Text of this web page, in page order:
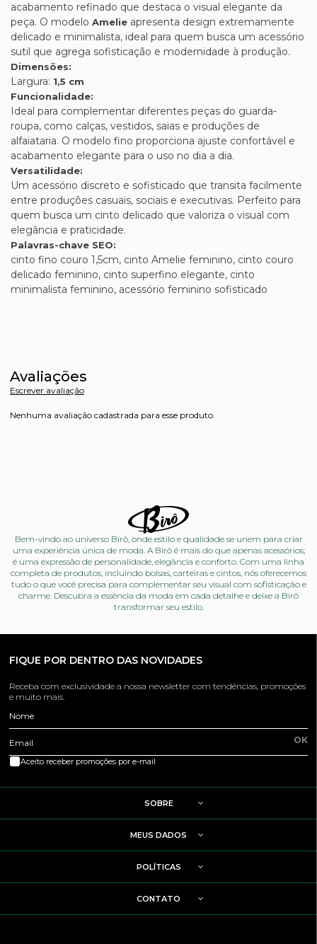
acabamento refinado que destaca o visual elegante da
peça. O modelo Amelie apresenta design extremamente
delicado e minimalista, ideal para quem busca um acessório
sutil que agrega sofisticação e modernidade à produção.
Dimensões:
Largura: 1,5 cm
Funcionalidade:
Ideal para complementar diferentes peças do guarda-
roupa, como calças, vestidos, saias e produções de
alfaiataria. O modelo fino proporciona ajuste confortável e
acabamento elegante para o uso no dia a dia.
Versatilidade:
Um acessório discreto e sofisticado que transita facilmente
entre produções casuais, sociais e executivas. Perfeito para
quem busca um cinto delicado que valoriza o visual com
elegância e praticidade.
Palavras-chave SEO:
cinto fino couro 1,5cm, cinto Amelie feminino, cinto couro
delicado feminino, cinto superfino elegante, cinto
minimalista feminino, acessório feminino sofisticado
Avaliações
Escrever avaliação
Nenhuma avaliação cadastrada para esse produto.
Bem-vindo ao universo Birô, onde estilo e qualidade se unem para criar
uma experiência única de moda. A Birô é mais do que apenas acessórios;
é uma expressão de personalidade, elegância e conforto. Com uma linha
completa de produtos, incluindo bolsas, carteiras e cintos, nós oferecemos
tudo o que você precisa para complementar seu visual com sofisticação e
charme. Descubra a essência da moda em cada detalhe e deixe a Birô
transformar seu estilo.
FIQUE POR DENTRO DAS NOVIDADES
Receba com exclusividade a nossa newsletter com tendências, promoções
e muito mais.
Nome
Email OK
Aceito receber promoções por e-mail
SOBRE
MEUS DADOS
POLÍTICAS
CONTATO